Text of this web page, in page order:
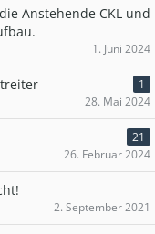
Anstehende CKL und
1. Juni 2024
1
28. Mai 2024
21
26. Februar 2024
2. September 2021